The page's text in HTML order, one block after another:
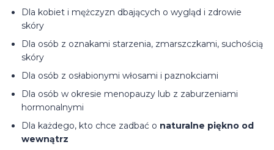
Dla kobiet i mężczyzn dbających o wygląd i zdrowie
skóry
Dla osób z oznakami starzenia, zmarszczkami, suchością
skóry
Dla osób z osłabionymi włosami i paznokciami
Dla osób w okresie menopauzy lub z zaburzeniami
hormonalnymi
Dla każdego, kto chce zadbać o naturalne piękno od
wewnątrz